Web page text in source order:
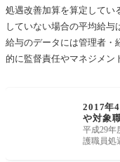
処遇改善加算を算定してい
していない場合の平均給与
給与のデータには管理者・
的に監督責任やマネジメン
2017年
や対象
平成29年
護職員処